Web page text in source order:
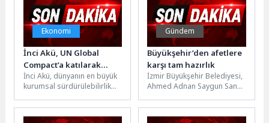
Ekonomi
İnci Akü, UN Global
Compact’a katılarak
sürdürülebilirlik
taahhüdünü
güçlendirdi
İnci Akü, dünyanın en büyük
kurumsal sürdürülebilirlik
Milletler Küresel İlkeler
Sözleşmesi’ne (UN...
Gündem
Büyükşehir’den afetlere
karşı tam hazırlık
İzmir Büyükşehir Belediyesi,
Ahmed Adnan Saygun Sanat
yangın senaryolarını içeren
kapsamlı bir...